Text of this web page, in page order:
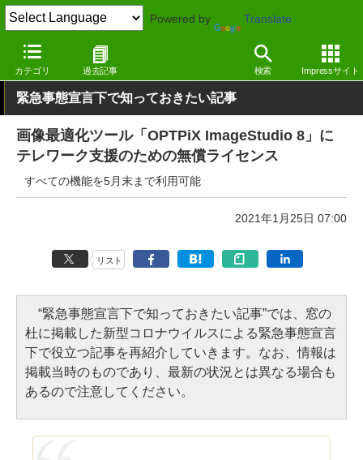
Powered by Translate
カテゴリ 過去記事 検索 Impressサイト
窓の杜 その他の話題
緊急事態宣言下で知っておきたい記事
画像最適化ツール「OPTPiX ImageStudio 8」に
テレワーク支援のための無償ライセンス
すべての機能を5月末まで利用可能
2021年1月25日 07:00
リスト
“緊急事態宣言下で知っておきたい記事”では、窓の
杜に掲載した新型コロナウイルスによる緊急事態宣言
下で役立つ記事を再紹介していきます。なお、情報は
掲載当時のものであり、最新の状況とは異なる場合も
あるので注意してください。